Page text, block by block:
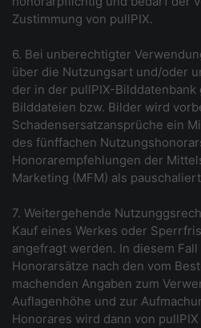
Zustimmung von pullPIX.
6. Bei unberechtigter
über die Nutzungsart und/oder
der in der pullPIX-
Bilddateien bzw. Bilder wird
Schadensersatzansprüche ein
des fünffachen
Honorarempfehlungen der
Marketing (MFM) als
7. Weitergehende
Kauf eines Werkes oder
angefragt werden. In diesem
Honorarsätze nach den vom
machenden Angaben zum
Auflagenhöhe und zur
Honorares wird dann von